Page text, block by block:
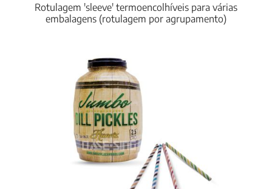
Rotulagem 'sleeve' termoencolhíveis para várias
embalagens (rotulagem por agrupamento)